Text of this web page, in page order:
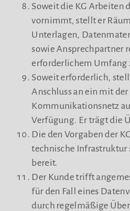
Soweit die KG Arbeiten
vornimmt, stellt er
Unterlagen,
sowie Ansprechpartner
erforderlichem Umfang
Soweit erforderlich,
Anschluss an ein mit
Kommunikationsnetz
Verfügung. Er trägt die
Die den Vorgaben der
technische Infrastruktur
bereit.
Der Kunde trifft
für den Fall eines
durch regelmäßige